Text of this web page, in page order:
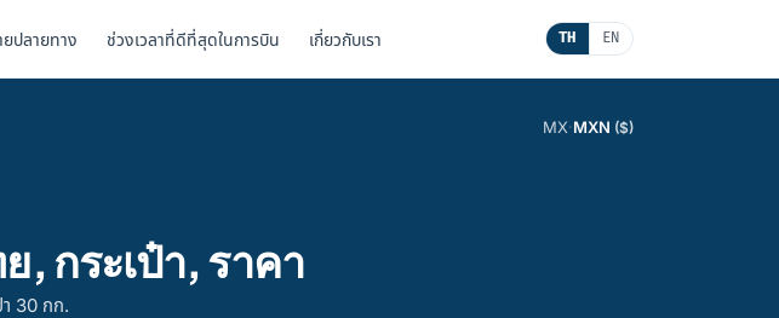
ปลายทาง ช่วงเวลาที่ดีที่สุดในการบิน เกี่ยวกับเรา TH EN
MX·MXN ($)
กระเป๋า, ราคา
30 กก.